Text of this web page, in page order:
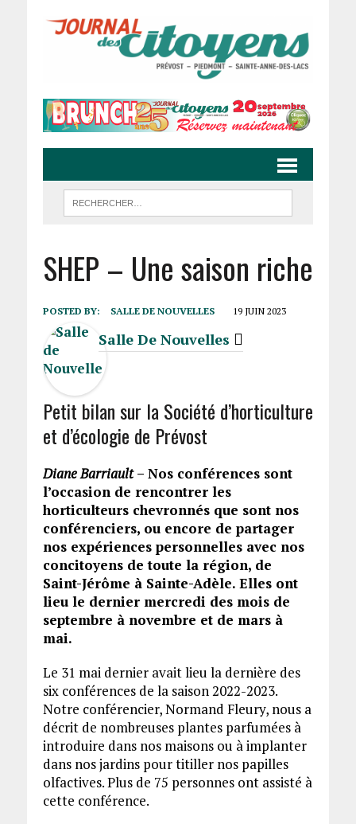
SHEP – Une saison riche
POSTED BY: SALLE DE NOUVELLES 19 JUIN 2023
Salle De Nouvelles
Petit bilan sur la Société d’horticulture
et d’écologie de Prévost
Diane Barriault– Nos conférences sont
l’occasion de rencontrer les
horticulteurs chevronnés que sont nos
conférenciers, ou encore de partager
nos expériences personnelles avec nos
concitoyens de toute la région, de
Saint-Jérôme à Sainte-Adèle. Elles ont
lieu le dernier mercredi des mois de
septembre à novembre et de mars à
mai.
Le 31 mai dernier avait lieu la dernière des
six conférences de la saison 2022-2023.
Notre conférencier, Normand Fleury, nous a
décrit de nombreuses plantes parfumées à
introduire dans nos maisons ou à implanter
dans nos jardins pour titiller nos papilles
olfactives. Plus de 75 personnes ont assisté à
cette conférence.